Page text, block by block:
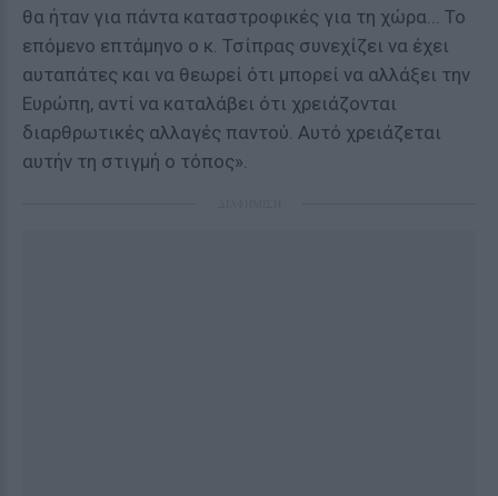
θα ήταν για πάντα καταστροφικές για τη χώρα... Το
επόμενο επτάμηνο ο κ. Τσίπρας συνεχίζει να έχει
αυταπάτες και να θεωρεί ότι μπορεί να αλλάξει την
Ευρώπη, αντί να καταλάβει ότι χρειάζονται
διαρθρωτικές αλλαγές παντού. Αυτό χρειάζεται
αυτήν τη στιγμή ο τόπος».